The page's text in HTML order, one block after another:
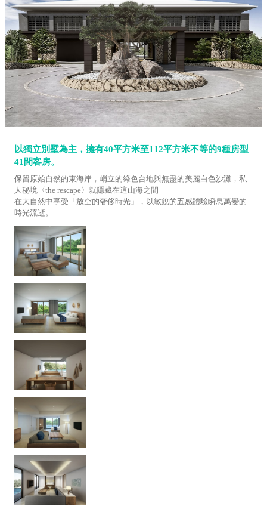
以獨立別墅為主，擁有40平方米至112平方米不等的9種房型
41間客房。
保留原始自然的東海岸，峭立的綠色台地與無盡的美麗白色沙灘，私
人秘境〈the rescape〉就隱藏在這山海之間
在大自然中享受「放空的奢侈時光」，以敏銳的五感體驗瞬息萬變的
時光流逝。